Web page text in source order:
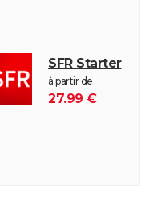
SFR Starter
à partir de
27.99 €